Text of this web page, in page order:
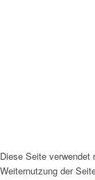
Diese Seite
Weiternutzung der